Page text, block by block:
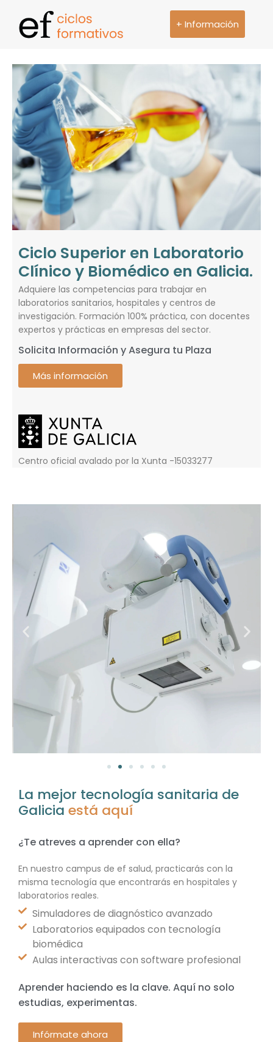
+ Información
Ciclo Superior en Laboratorio
Clínico y Biomédico en Galicia.
Adquiere las competencias para trabajar en
laboratorios sanitarios, hospitales y centros de
investigación. Formación 100% práctica, con docentes
expertos y prácticas en empresas del sector.
Solicita Información y Asegura tu Plaza
Más información
Centro oficial avalado por la Xunta -15033277
La mejor tecnología sanitaria de
Galicia está aquí
¿Te atreves a aprender con ella?
En nuestro campus de ef salud, practicarás con la
misma tecnología que encontrarás en hospitales y
laboratorios reales.
Simuladores de diagnóstico avanzado
Laboratorios equipados con tecnología
biomédica
Aulas interactivas con software profesional
Aprender haciendo es la clave. Aquí no solo
estudias, experimentas.
Infórmate ahora